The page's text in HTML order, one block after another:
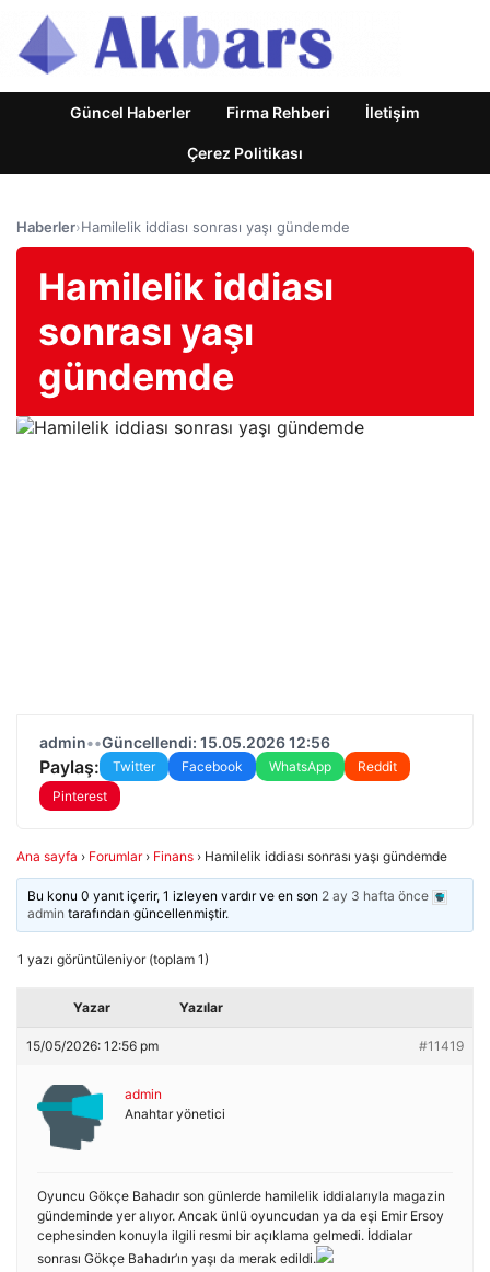
Güncel Haberler Firma Rehberi İletişim
Çerez Politikası
Haberler›Hamilelik iddiası sonrası yaşı gündemde
Hamilelik iddiası
sonrası yaşı
gündemde
admin••Güncellendi: 15.05.2026 12:56
Paylaş: Twitter Facebook WhatsApp
Reddit
Pinterest
Ana sayfa › Forumlar › Finans › Hamilelik iddiası sonrası yaşı gündemde
Bu konu 0 yanıt içerir, 1 izleyen vardır ve en son 2 ay 3 hafta önce
admin tarafından güncellenmiştir.
1 yazı görüntüleniyor (toplam 1)
Yazar Yazılar
15/05/2026: 12:56 pm #11419
admin
Anahtar yönetici
Oyuncu Gökçe Bahadır son günlerde hamilelik iddialarıyla magazin
gündeminde yer alıyor. Ancak ünlü oyuncudan ya da eşi Emir Ersoy
cephesinden konuyla ilgili resmi bir açıklama gelmedi. İddialar
sonrası Gökçe Bahadır’ın yaşı da merak edildi.